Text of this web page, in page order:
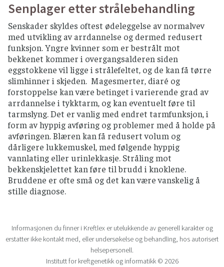
Senplager etter strålebehandling
Senskader skyldes oftest ødeleggelse av normalvev
med utvikling av arrdannelse og dermed redusert
funksjon. Yngre kvinner som er bestrålt mot
bekkenet kommer i overgangsalderen siden
eggstokkene vil ligge i strålefeltet, og de kan få tørre
slimhinner i skjeden. Magesmerter, diaré og
forstoppelse kan være betinget i varierende grad av
arrdannelse i tykktarm, og kan eventuelt føre til
tarmslyng. Det er vanlig med endret tarmfunksjon, i
form av hyppig avføring og problemer med å holde på
avføringen. Blæren kan få redusert volum og
dårligere lukkemuskel, med følgende hyppig
vannlating eller urinlekkasje. Stråling mot
bekkenskjelettet kan føre til brudd i knoklene.
Bruddene er ofte små og det kan være vanskelig å
stille diagnose.
Informasjonen du finner i Kreftlex er utelukkende av generell karakter og
erstatter ikke kontakt med, eller undersøkelse og behandling, hos autorisert
helsepersonell.
Institutt for kreftgenetikk og informatikk © 2026